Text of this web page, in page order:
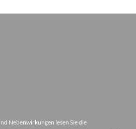
Nebenwirkungen lesen Sie die